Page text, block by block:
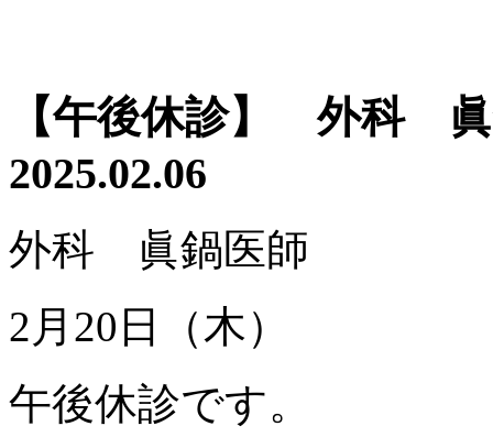
【午後休診】 外科
2025.02.06
外科 眞鍋医師
2月20日（木）
午後休診です。